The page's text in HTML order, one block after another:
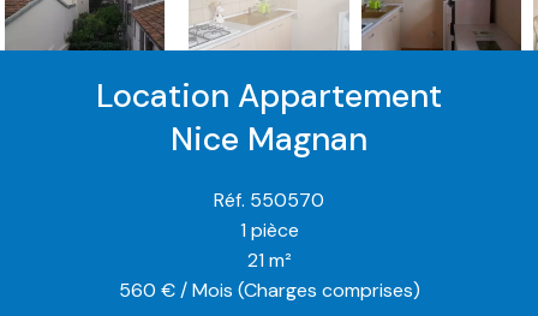
Location Appartement
Nice Magnan
Réf. 550570
1 pièce
21 m²
560 € / Mois (Charges comprises)